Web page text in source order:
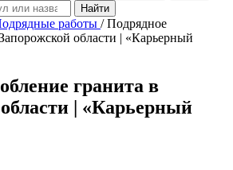
работы /Подрядное
области | «Карьерный
гранита в
| «Карьерный